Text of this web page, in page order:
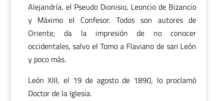
Alejandría, el Pseudo Dionisio, Leoncio de Bizancio
y Máximo el Confesor. Todos son autores de
Oriente; da la impresión de no conocer
occidentales, salvo el Tomo a Flaviano de san León
y poco más.
León XIII, el 19 de agosto de 1890, lo proclamó
Doctor de la Iglesia.